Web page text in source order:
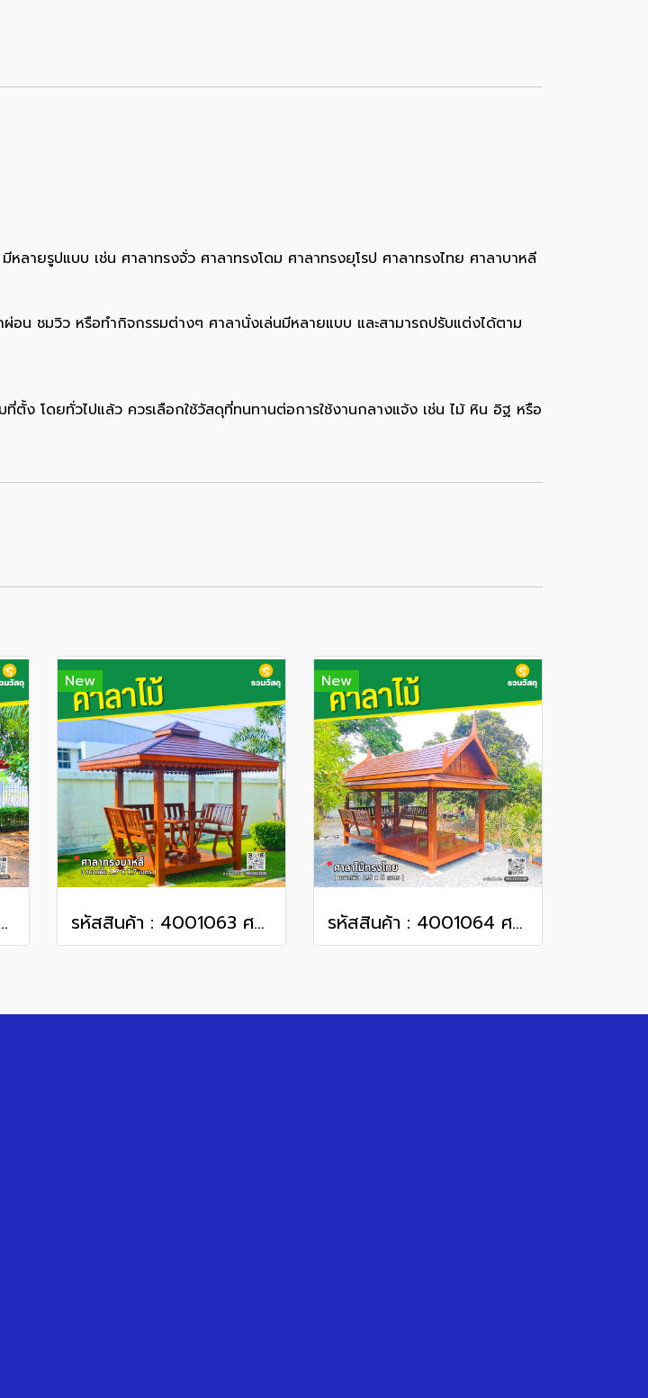
ลายรูปแบบ เช่น ศาลาทรงจั่ว ศาลาทรงโดม ศาลาทรงยุโรป ศาลาทรงไทย ศาลาบาหลี
อน ชมวิว หรือทำกิจกรรมต่างๆ ศาลานั่งเล่นมีหลายแบบ และสามารถปรับแต่งได้ตาม
ตั้ง โดยทั่วไปแล้ว ควรเลือกใช้วัสดุที่ทนทานต่อการใช้งานกลางแจ้ง เช่น ไม้ หิน อิฐ หรือ
บาหลี ขนาดพื้น 1.20 x 1.70 เมตร
New
รหัสสินค้า : 4001063 ศาลาทรงบาหลี ขนาดพื้น 1.7 x 1.7 เมตร
New
รหัสสินค้า : 4001064 ศาลาไม้ทรงไทย ขนาดพื้น 2.5 x 5 เมตร